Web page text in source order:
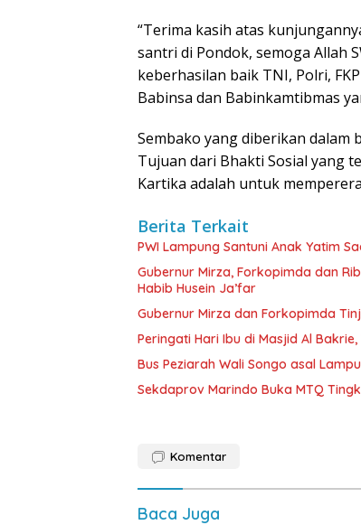
“Terima kasih atas
santri di Pondok, semoga Allah
keberhasilan baik TNI, Polri,
Babinsa dan Babinkamtibmas
Sembako yang diberikan dalam
Tujuan dari Bhakti Sosial yang
Kartika adalah untuk
Berita Terkait
PWI Lampung Santuni Anak Yatim
Gubernur Mirza, Forkopimda dan
Habib Husein Ja’far
Gubernur Mirza dan Forkopimda
Peringati Hari Ibu di Masjid Al
Bus Peziarah Wali Songo asal
Sekdaprov Marindo Buka MTQ
Komentar
Baca Juga